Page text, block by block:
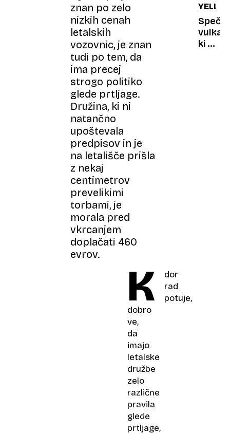
znan po zelo
nizkih cenah
letalskih
vozovnic, je znan
tudi po tem, da
ima precej
strogo politiko
glede prtljage.
Družina, ki ni
natančno
upoštevala
predpisov in je
na letališče prišla
z nekaj
centimetrov
prevelikimi
torbami, je
morala pred
vkrcanjem
doplačati 460
evrov.
K
dor
rad
potuje,
dobro
ve,
da
imajo
letalske
družbe
zelo
različne
pravila
glede
prtljage,
v
past
Speči
vulkan,
ki bi